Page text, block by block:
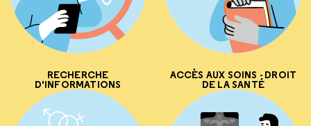
RECHERCHE
D'INFORMATIONS
ACCÈS AUX SOINS - DROIT
DE LA SANTÉ